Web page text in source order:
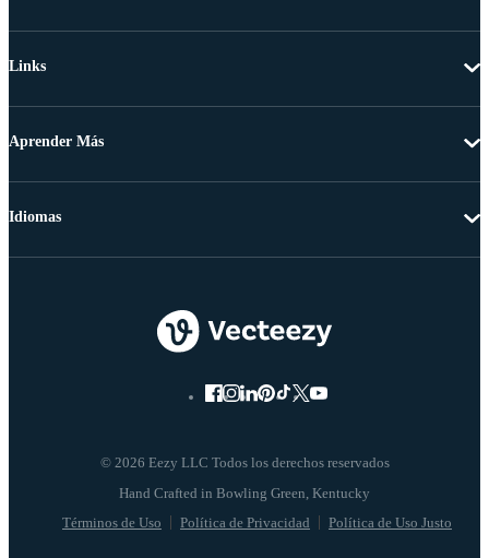
Links
Aprender Más
© 2026 Eezy LLC Todos los derechos reservados
Términos de Uso Política de Privacidad Política de Uso Justo
Idiomas